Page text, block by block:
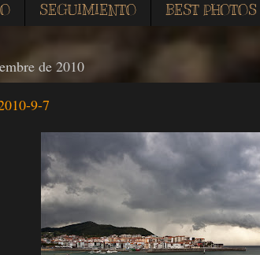
SEGUIMIENTO BEST PHOTOS
de 2010
9-7